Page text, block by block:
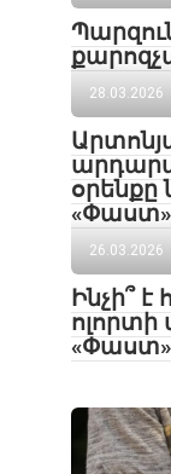
28.03.2026
օրենքը
«Փաստ»
26.03.2026
Ինչի՞ է
«Փաստ»